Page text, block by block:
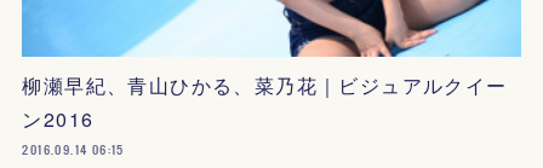
柳瀬早紀、青山ひかる、菜乃花｜ビジュアルクイー
ン2016
2016.09.14 06:15